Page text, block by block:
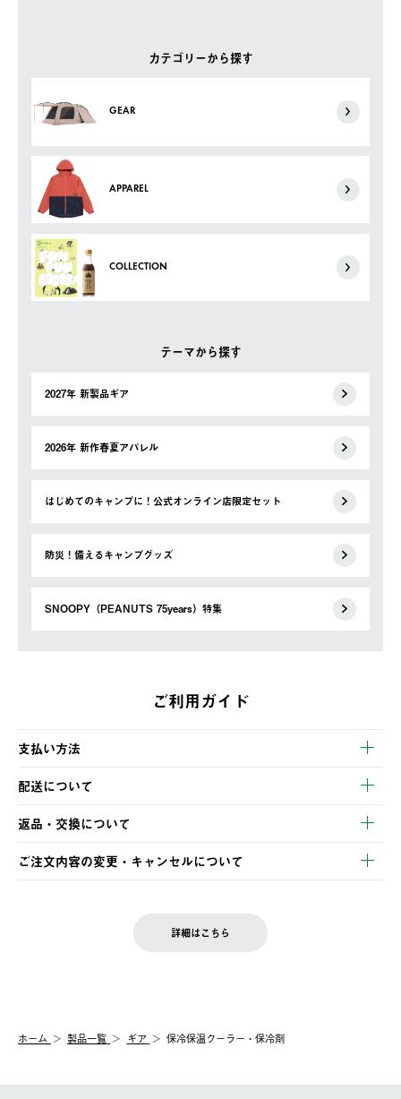
カテゴリーから探す
GEAR
APPAREL
COLLECTION
テーマから探す
2027年 新製品ギア
2026年 新作春夏アパレル
はじめてのキャンプに！公式オンライン店限定セット
防災！備えるキャンプグッズ
SNOOPY（PEANUTS 75years）特集
ご利用ガイド
支払い方法
以下のいずれかの方法でお支払いいただけます。
・クレジットカード決済
・コンビニ決済
・Pay-easy決済
配送について
【発送スケジュール】
ご注文・ご入金完了より2営業日以内に商品を発送いたします。
土日祝の発送はございませんので、木曜日以降のご注文は週明け
の発送となる場合がございます。
【配送業者】
佐川急便にて配送されます。
返品・交換について
※お客様都合の場合
お客様都合の返品にかかる送料は、お客様ご負担とさせていただ
一度お手元の商品を返品いただき、ご希望商品を再注文してくだ
ご注文内容の変更・キャンセルについて
LOGOS FAMILY会員の方は、会員マイページ内 購入履歴画面に
詳細はこちら
ホーム 製品一覧 ギア 保冷保温クーラー・保冷剤